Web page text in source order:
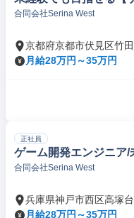
合同会社Serina West
京都府京都市伏見区竹
月給28万円～35万円
正社員
ゲーム開発エンジニア/
合同会社Serina West
兵庫県神戸市西区高塚台
月給28万円～35万円